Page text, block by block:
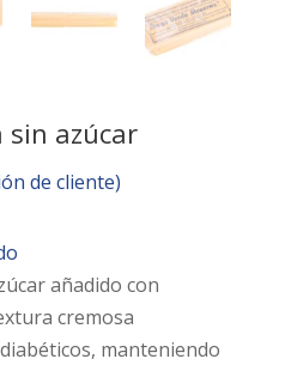
sin azúcar
de cliente)
añadido con
cremosa
manteniendo